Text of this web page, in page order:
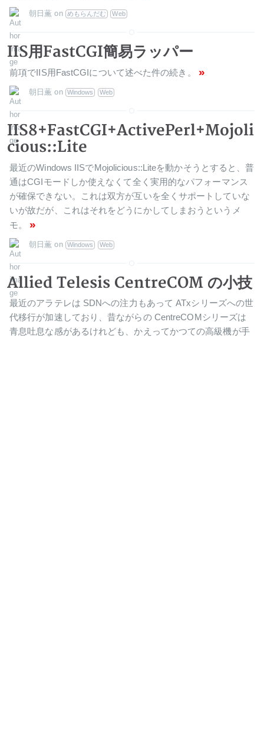
朝日薫 on めもらんだむ Web
IIS用FastCGI簡易ラッパー
前項でIIS用FastCGIについて述べた件の続き。 »
朝日薫 on Windows Web
IIS8+FastCGI+ActivePerl+Mojoli
cious::Lite
最近のWindows IISでMojolicious::Liteを動かそうとすると、普
通はCGIモードしか使えなくて全く実用的なパフォーマンス
が確保できない。これは双方が互いを全くサポートしていな
いが故だが、これはそれをどうにかしてしまおうというメ
モ。 »
朝日薫 on Windows Web
Allied Telesis CentreCOM の小技
最近のアラテレは SDNへの注力もあって ATxシリーズへの世
代移行が加速しており、昔ながらの CentreCOMシリーズは
青息吐息な感があるけれども、かえってかつての高級機が手